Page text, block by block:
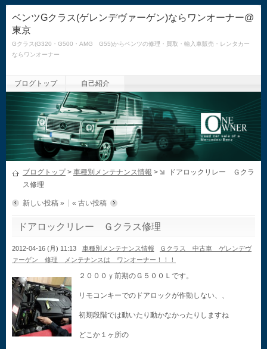
ベンツGクラス(ゲレンデヴァーゲン)ならワンオーナー@
東京
Gクラス(G320・G500・AMG G55)からベンツの修理・買取・輸入車販売・レンタカー
ならワンオーナー
ブログトップ 自己紹介
ブログトップ> 車種別メンテナンス情報 >
ドアロックリレー Ｇクラ
ス修理
新しい投稿 » « 古い投稿
ドアロックリレー Ｇクラス修理
2012-04-16 (月) 11:13 車種別メンテナンス情報
Ｇクラス 中古車 ゲレンデヴ
ァーゲン 修理 メンテナンスは ワンオーナー！！！
２０００ｙ前期のＧ５００Ｌです。
リモコンキーでのドアロックが作動しない、、
初期段階では動いたり動かなかったりしますね
どこか１ヶ所の